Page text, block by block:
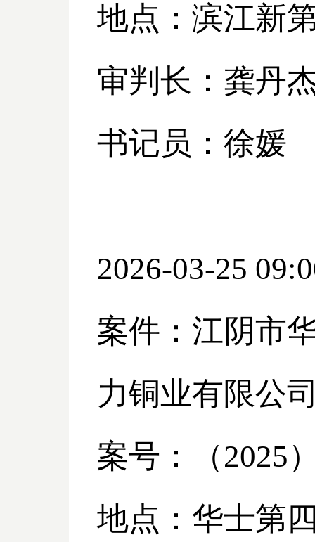
地点：滨江新
审判长：龚丹
书记员：徐媛
2026-03-25
案件：江阴市
力铜业有限公
案号：（2025
地点：华士第